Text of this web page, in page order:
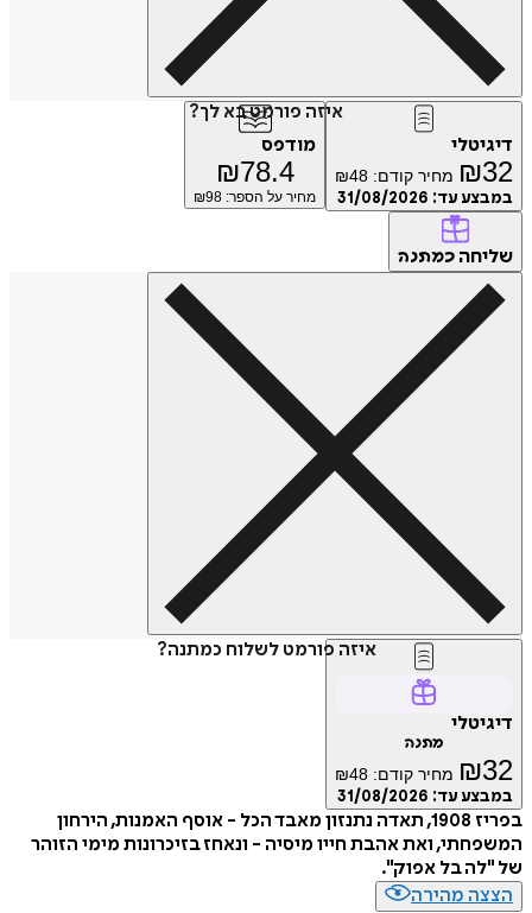
איזה פורמט בא לך?
דיגיטלי
₪32 מחיר קודם: ₪48
במבצע עד: 31/08/2026
מודפס
₪78.4
מחיר על הספר: ₪ 98
שליחה כמתנה
איזה פורמט לשלוח כמתנה?
דיגיטלי
מתנה
₪32 מחיר קודם: ₪48
במבצע עד: 31/08/2026
בפריז 1908, תאדה נתנזון מאבד הכל - אוסף האמנות, הירחון
המשפחתי, ואת אהבת חייו מיסיה - ונאחז בזיכרונות מימי הזוהר
של "לה בל אפוק".
הצצה מהירה